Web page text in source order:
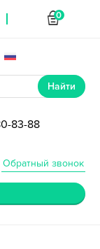
Найти
83-88
Обратный звонок
0